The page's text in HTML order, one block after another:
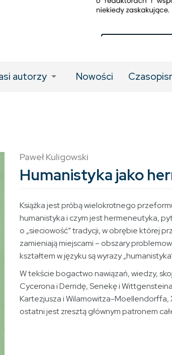
autorzy Nowości
Paweł Kuligowski
Humanistyka jako
Książka jest próbą wielokrotnego
humanistyka i czym jest hermeneutyka,
o „sieciowość” tradycji, w obrębie której
zamieniają miejscami – obszary
kształtem w języku są wyrazy
W tekście bogactwo nawiązań, wiedzy,
Cycerona i Derridę, Senekę i
Kartezjusza i Wilamowitza-Moellendorffa,
ostatni jest zresztą głównym patronem